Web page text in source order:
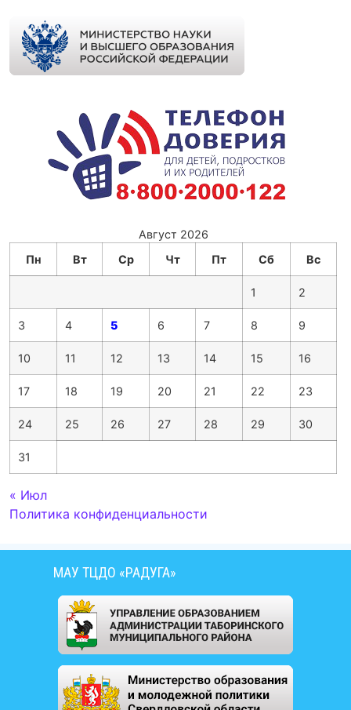
Август 2026
Пн
Вт Ср Чт Пт Сб Вс
1 2
3 4 5 6 7 8 9
10 11 12 13 14 15 16
17 18 19 20 21 22 23
24 25 26 27 28 29 30
31
« Июл
Политика конфиденциальности
МАУ ТЦДО «РАДУГА»